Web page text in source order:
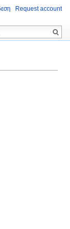
Request account